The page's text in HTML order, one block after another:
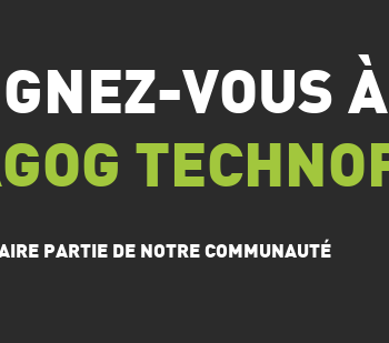
VOUS À
PARTIE DE NOTRE COMMUNAUTÉ